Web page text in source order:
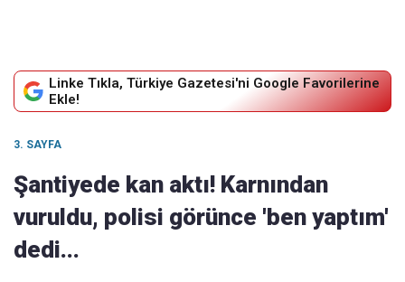
Linke Tıkla, Türkiye Gazetesi'ni Google Favorilerine
Ekle!
3. SAYFA
Şantiyede kan aktı! Karnından
vuruldu, polisi görünce 'ben yaptım'
dedi...